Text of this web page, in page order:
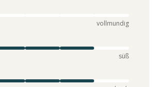
vollmundig
süß